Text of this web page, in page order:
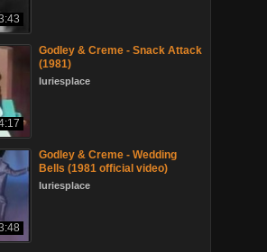
Godley & Creme - Snack Attack
(1981)
luriesplace
Godley & Creme - Wedding
Bells (1981 official video)
luriesplace